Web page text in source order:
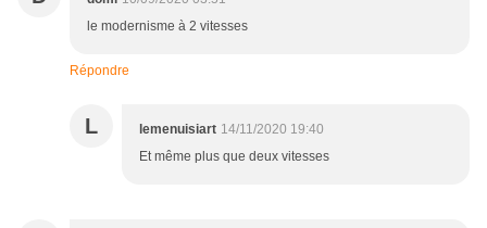
le modernisme à 2 vitesses
Répondre
L lemenuisiart 14/11/2020 19:40
Et même plus que deux vitesses